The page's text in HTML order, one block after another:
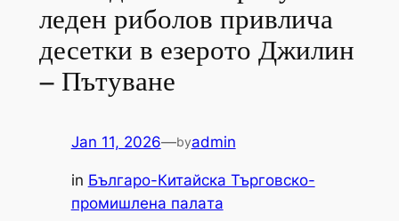
леден риболов привлича
десетки в езерото Джилин
– Пътуване
Jan 11, 2026—byadmin
in Българо-Китайска Търговско-
промишлена палaта